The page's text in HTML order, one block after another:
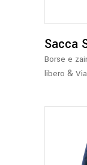
Sacca
Borse e
libero &